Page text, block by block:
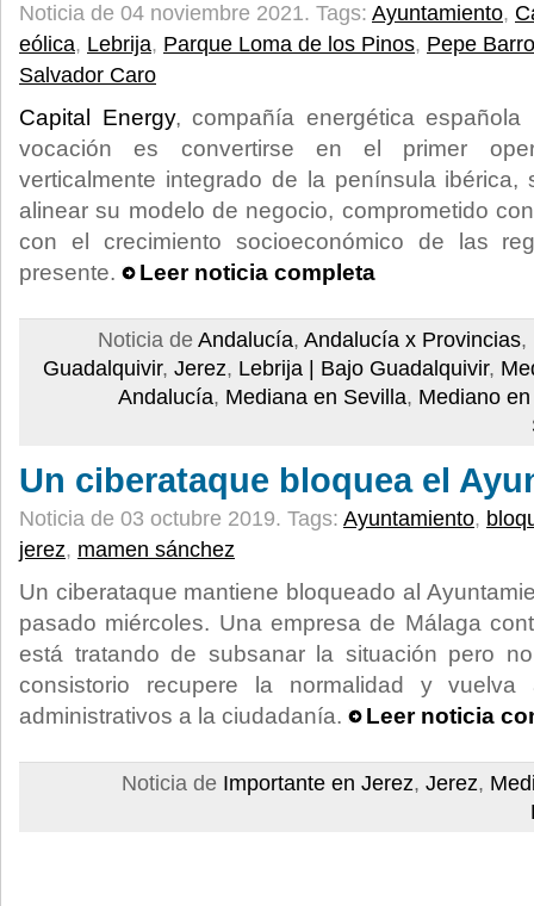
Noticia de 04 noviembre 2021. Tags: Ayuntamiento,
eólica, Lebrija, Parque Loma de los Pinos, Pepe
Salvador Caro
Capital Energy, compañía energética
vocación es convertirse en el primer
verticalmente integrado de la península ibérica,
alinear su modelo de negocio, comprometido
con el crecimiento socioeconómico de las
presente.
Leer noticia completa
Noticia de Andalucía, Andalucía x Provincias,
Guadalquivir, Jerez, Lebrija | Bajo Guadalquivir,
Andalucía, Mediana en Sevilla, Mediano
Un ciberataque bloquea el
Noticia de 03 octubre 2019. Tags: Ayuntamiento,
jerez, mamen sánchez
Un ciberataque mantiene bloqueado al
pasado miércoles. Una empresa de Málaga
está tratando de subsanar la situación pero
consistorio recupere la normalidad y
administrativos a la ciudadanía.
Leer noticia
Noticia de Importante en Jerez, Jerez,